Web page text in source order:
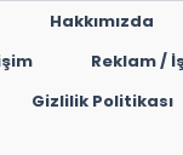
Hakkımızda
Reklam /
Gizlilik Politikası